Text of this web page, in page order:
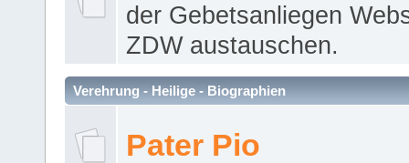
der Gebetsanliegen
ZDW austauschen.
Verehrung - Heilige - Biographien
Pater Pio